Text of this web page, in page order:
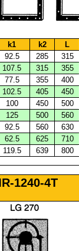
k1 k2 L
92.5 285 315
107.5 315 355
77.5 355 400
102.5 405 450
100 450 500
125 500 560
92.5 560 630
62.5 625 710
119.5 639 800
1240-4T